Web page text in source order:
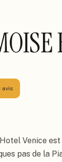
avis
Venice
pas de la